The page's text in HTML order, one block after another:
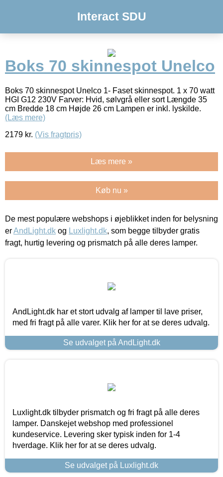
Interact SDU
Boks 70 skinnespot Unelco
Boks 70 skinnespot Unelco 1- Faset skinnespot. 1 x 70 watt
HGI G12 230V Farver: Hvid, sølvgrå eller sort Længde 35
cm Bredde 18 cm Højde 26 cm Lampen er inkl. lyskilde.
(Læs mere)
2179 kr. (Vis fragtpris)
Læs mere »
Køb nu »
De mest populære webshops i øjeblikket inden for belysning
erAndLight.dk og Luxlight.dk, som begge tilbyder gratis
fragt, hurtig levering og prismatch på alle deres lamper.
AndLight.dk har et stort udvalg af lamper til lave priser,
med fri fragt på alle varer. Klik her for at se deres udvalg.
Se udvalget på AndLight.dk
Luxlight.dk tilbyder prismatch og fri fragt på alle deres
lamper. Danskejet webshop med professionel
kundeservice. Levering sker typisk inden for 1-4
hverdage. Klik her for at se deres udvalg.
Se udvalget på Luxlight.dk